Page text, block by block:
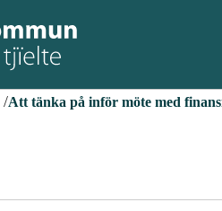
Att tänka på inför möte med